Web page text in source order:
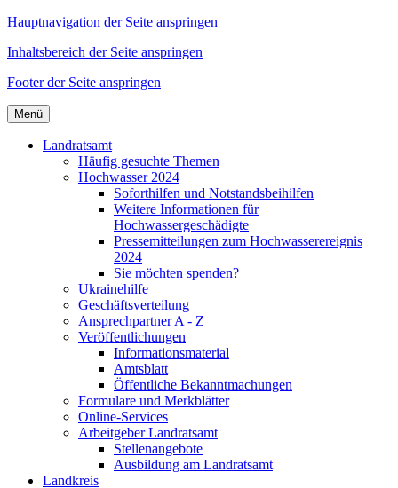
Hauptnavigation der Seite anspringen
Inhaltsbereich der Seite anspringen
Footer der Seite anspringen
Menü
Landratsamt
Häufig gesuchte Themen
Hochwasser 2024
Soforthilfen und Notstandsbeihilfen
Weitere Informationen für
Hochwassergeschädigte
Pressemitteilungen zum Hochwasserereignis
2024
Sie möchten spenden?
Ukrainehilfe
Geschäftsverteilung
Ansprechpartner A - Z
Veröffentlichungen
Informationsmaterial
Amtsblatt
Öffentliche Bekanntmachungen
Formulare und Merkblätter
Online-Services
Arbeitgeber Landratsamt
Stellenangebote
Ausbildung am Landratsamt
Landkreis